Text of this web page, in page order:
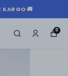
KARGO 🚚
0